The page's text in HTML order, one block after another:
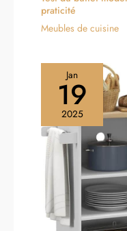
praticité
Meubles de cuisine
Jan
19
2025